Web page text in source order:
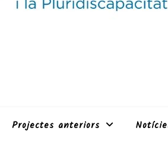
Projectes anteriors